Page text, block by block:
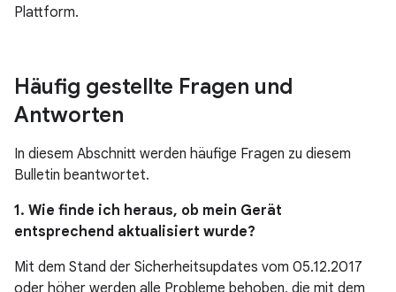
Plattform.
Häufig gestellte Fragen und
Antworten
In diesem Abschnitt werden häufige Fragen zu diesem
Bulletin beantwortet.
1. Wie finde ich heraus, ob mein Gerät
entsprechend aktualisiert wurde?
Mit dem Stand der Sicherheitsupdates vom 05.12.2017
oder höher werden alle Probleme behoben, die mit dem